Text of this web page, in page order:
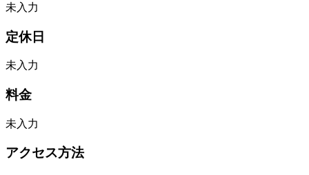
未入力
定休日
未入力
料金
未入力
アクセス方法